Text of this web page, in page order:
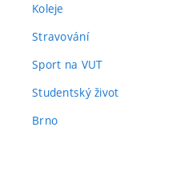
Koleje
Stravování
Sport na VUT
Studentský život
Brno